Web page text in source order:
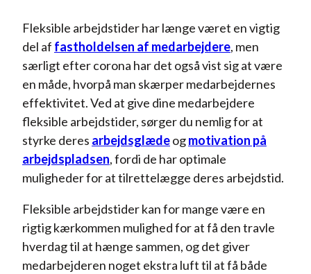
Fleksible arbejdstider har længe været en vigtig
del af fastholdelsen af medarbejdere, men
særligt efter corona har det også vist sig at være
en måde, hvorpå man skærper medarbejdernes
effektivitet. Ved at give dine medarbejdere
fleksible arbejdstider, sørger du nemlig for at
styrke deres arbejdsglædeogmotivation på
arbejdspladsen, fordi de har optimale
muligheder for at tilrettelægge deres arbejdstid.
Fleksible arbejdstider kan for mange være en
rigtig kærkommen mulighed for at få den travle
hverdag til at hænge sammen, og det giver
medarbejderen noget ekstra luft til at få både